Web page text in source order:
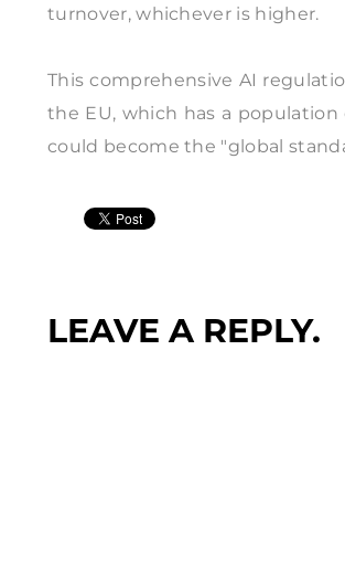
turnover, whichever is higher.
This comprehensive AI
the EU, which has a
could become the "global
LEAVE A REPLY.